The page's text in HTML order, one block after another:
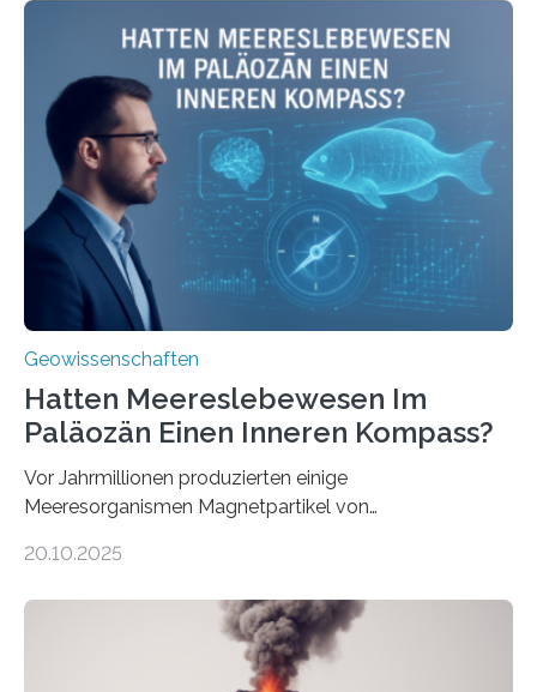
Stoffkreislauf im Ozean prägen. Die Überblicksstudie
mit dem Titel „Iron’s Irony“ ist in Communications Earth
& Environment erschienen. Die Studie fasst bestehende
Forschungsergebnisse zusammen und interpretiert sie
neu, um zu erklären, wie Eisen, das aus hydrothermalen
Systemen freigesetzt wird, über ganze Ozeanbecken
transportiert werden kann. „Das…
Geowissenschaften
Hatten Meereslebewesen Im
Paläozän Einen Inneren Kompass?
Vor Jahrmillionen produzierten einige
Meeresorganismen Magnetpartikel von
Sedimenten zu finden sind. Nun ist es einem
Domänen auf einem dieser „Riesenmagnetfossilien” mit
einer raffinierten Methode an der Diamond-
Röntgenquelle zu kartieren. Ihre Analyse zeigt, dass
20.10.2025